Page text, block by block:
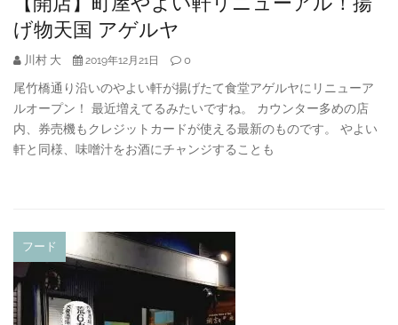
げ物天国 アゲルヤ
川村 大 2019年12月21日 0
尾竹橋通り沿いのやよい軒が揚げたて食堂アゲルヤにリニューア
ルオープン！ 最近増えてるみたいですね。 カウンター多めの店
内、券売機もクレジットカードが使える最新のものです。 やよい
軒と同様、味噌汁をお酒にチャンジすることも
フード